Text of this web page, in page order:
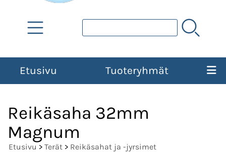
Etusivu Tuoteryhmät
Reikäsaha 32mm
Magnum
Etusivu > Terät > Reikäsahat ja -jyrsimet